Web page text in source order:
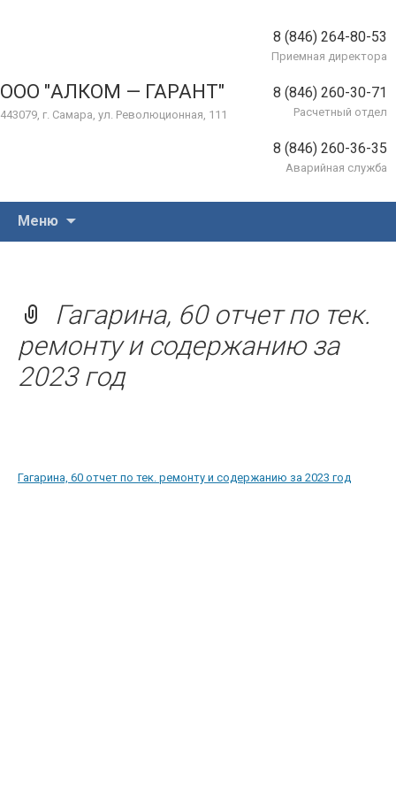
ООО "АЛКОМ — ГАРАНТ"
443079, г. Самара, ул. Революционная, 111
8 (846) 264-80-53
Приемная директора
8 (846) 260-30-71
Расчетный отдел
8 (846) 260-36-35
Аварийная служба
Меню
Гагарина, 60 отчет по тек.
ремонту и содержанию за
2023 год
Гагарина, 60 отчет по тек. ремонту и содержанию за 2023 год